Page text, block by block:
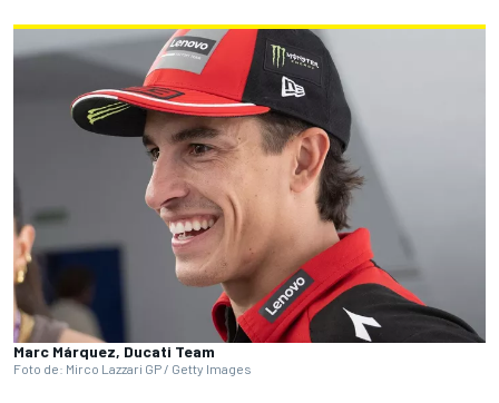
Marc Márquez, Ducati Team
Foto de: Mirco Lazzari GP / Getty Images